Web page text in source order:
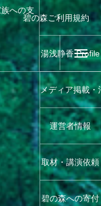
湯浅静香 Profile
メディア掲載・
運営者情報
取材・講演依頼
碧の森への寄付
くする運動”地域集会
問題研究会で講演をさせ
念事業「第76回 ”社会
所で窃盗防止指導を務め
ックで講演をさせていた
碧の森ご利用規約
Terms of Service